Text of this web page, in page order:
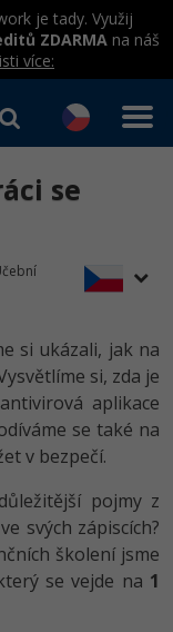
je tady. Využij
ZDARMAna náš
více:
se
si ukázali, jak na
si, zda je
aplikace
se také na
v bezpečí.
pojmy z
svých zápiscích?
školení jsme
se vejde na 1